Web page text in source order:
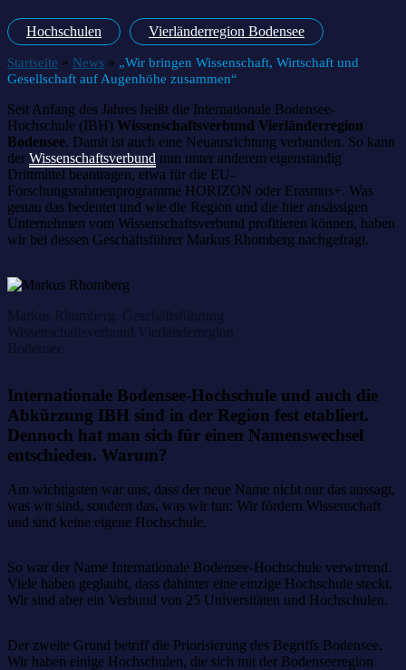
Hochschulen Vierländerregion Bodensee
Startseite » News » „Wir bringen Wissenschaft, Wirtschaft und
Gesellschaft auf Augenhöhe zusammen“
Seit Anfang des Jahres heißt die Internationale Bodensee-
Hochschule (IBH) Wissenschaftsverbund Vierländerregion
Bodensee. Damit ist auch eine Neuausrichtung verbunden. So kann
der Wissenschaftsverbund nun unter anderem eigenständig
Drittmittel beantragen, etwa für die EU-
Forschungsrahmenprogramme HORIZON oder Erasmus+. Was
genau das bedeutet und wie die Region und die hier ansässigen
Unternehmen vom Wissenschaftsverbund profitieren können, haben
wir bei dessen Geschäftsführer Markus Rhomberg nachgefragt.
Markus Rhomberg, Geschäftsführung
Wissenschaftsverbund Vierländerregion
Bodensee
Internationale Bodensee-Hochschule und auch die
Abkürzung IBH sind in der Region fest etabliert.
Dennoch hat man sich für einen Namenswechsel
entschieden. Warum?
Am wichtigsten war uns, dass der neue Name nicht nur das aussagt,
was wir sind, sondern das, was wir tun: Wir fördern Wissenschaft
und sind keine eigene Hochschule.
So war der Name Internationale Bodensee-Hochschule verwirrend.
Viele haben geglaubt, dass dahinter eine einzige Hochschule steckt.
Wir sind aber ein Verbund von 25 Universitäten und Hochschulen.
Der zweite Grund betriff die Priorisierung des Begriffs Bodensee.
Wir haben einige Hochschulen, die sich mit der Bodenseeregion